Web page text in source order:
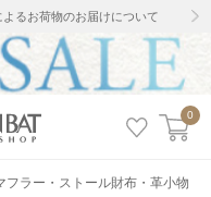
るお荷物のお届けについて
0
フラー・ストール財布・革小物